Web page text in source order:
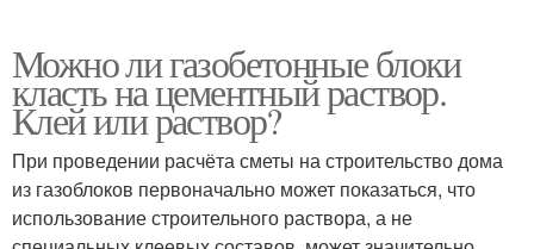
Можно ли газобетонные блоки
класть на цементный раствор.
Клей или раствор?
При проведении расчёта сметы на строительство дома
из газоблоков первоначально может показаться, что
использование строительного раствора, а не